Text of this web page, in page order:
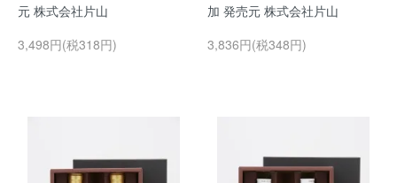
元 株式会社片山
3,498円(税318円)
加 発売元 株式会社片山
3,836円(税348円)